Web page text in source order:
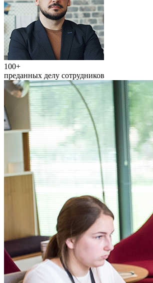
100+
преданных делу сотрудников